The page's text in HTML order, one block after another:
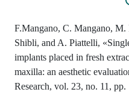
F.Mangano, C. Mangano,
Shibli, and A. Piattelli,
implants placed in fresh
maxilla: an aesthetic
Research, vol. 23, no. 11,